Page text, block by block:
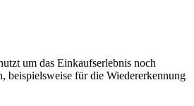
um das Einkaufserlebnis noch
beispielsweise für die Wiedererkennung